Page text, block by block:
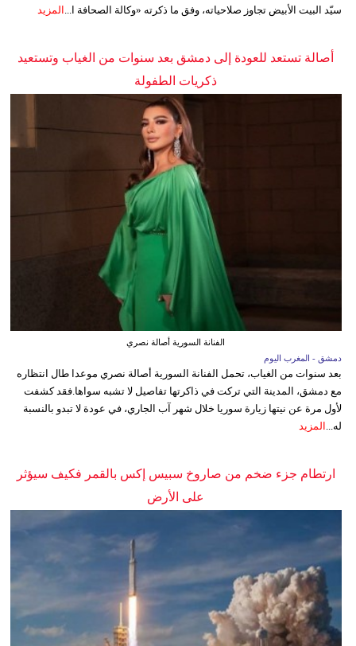
سيّد البيت الأبيض تجاوز صلاحياته، وفق ما ذكرته «وكالة الصحافة ا... المزيد
أصالة تستعد للعودة إلى دمشق بعد سنوات من الغياب وتستعيد
ذكريات الطفولة
الفنانة السورية أصالة نصري
دمشق - المغرب اليوم
بعد سنوات من الغياب، تحمل الفنانة السورية أصالة نصري موعدا طال انتظاره
مع دمشق، المدينة التي تركت في ذاكرتها تفاصيل لا تشبه سواها.فقد كشفت
لأول مرة عن نيتها زيارة سوريا خلال شهر آب الجاري، في عودة لا تبدو بالنسبة
له... المزيد
ارتطام جزء ضخم من صاروخ سبيس إكس بالقمر فكيف سيؤثر
على الأرض